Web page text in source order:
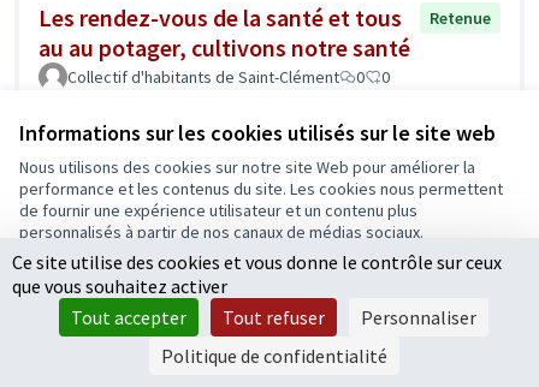
Informations sur les cookies utilisés sur le site web
Nous utilisons des cookies sur notre site Web pour améliorer la
performance et les contenus du site. Les cookies nous permettent
de fournir une expérience utilisateur et un contenu plus
personnalisés à partir de nos canaux de médias sociaux.
Tout accepter
Accepter seulement les cookies essentiels
Paramètres
Les rendez-vous de la santé et tous
au au potager, cultivons notre santé
Retenue
Collectif d'habitants de Saint-Clément 0 0
Valoriser et développer les modes de
déplacements alternatifs à la voiture
Ce site utilise des cookies et vous donne le contrôle sur ceux
que vous souhaitez activer
Tout accepter
Tout refuser
Personnaliser
Politique de confidentialité